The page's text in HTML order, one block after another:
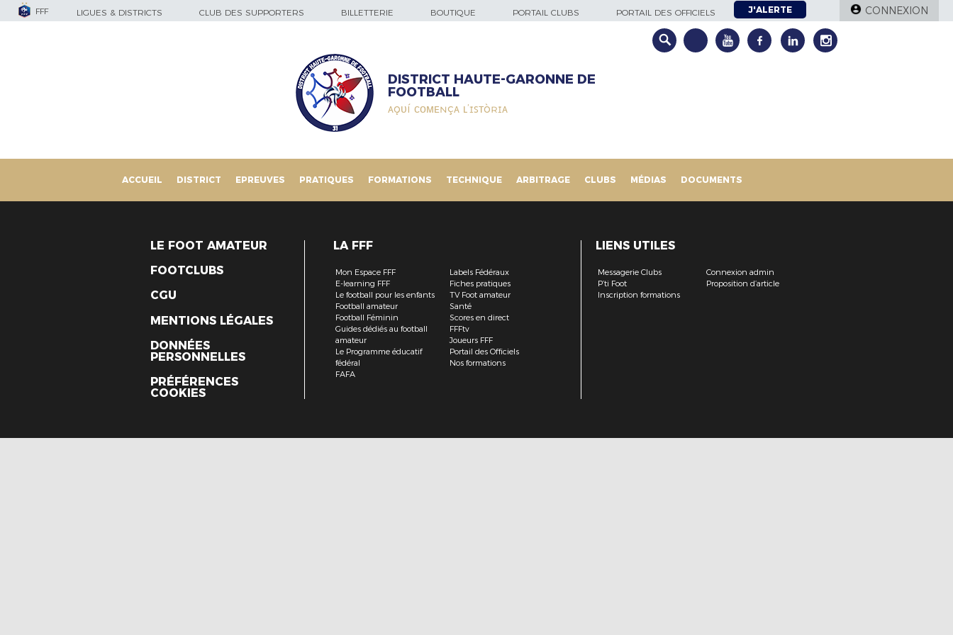
FFF LIGUES & DISTRICTS CLUB DES SUPPORTERS BILLETTERIE BOUTIQUE PORTAIL CLUBS PORTAIL DES OFFICIELS J'ALERTE CONNEXION
DISTRICT HAUTE-GARONNE DE
FOOTBALL
ᴀǫᴜí ᴄᴏᴍᴇɴçᴀ ʟ’ɪꜱᴛòʀɪᴀ
ACCUEIL DISTRICT EPREUVES PRATIQUES FORMATIONS TECHNIQUE ARBITRAGE CLUBS MÉDIAS DOCUMENTS
LE FOOT AMATEUR
FOOTCLUBS
CGU
MENTIONS LÉGALES
DONNÉES
PERSONNELLES
PRÉFÉRENCES
COOKIES
LA FFF
Mon Espace FFF
E-learning FFF
Le football pour les enfants
Football amateur
Football Féminin
Guides dédiés au football
amateur
Le Programme éducatif
fédéral
FAFA
Labels Fédéraux
Fiches pratiques
TV Foot amateur
Santé
Scores en direct
FFFtv
Joueurs FFF
Portail des Officiels
Nos formations
LIENS UTILES
Messagerie Clubs
P’ti Foot
Inscription formations
Connexion admin
Proposition d’article